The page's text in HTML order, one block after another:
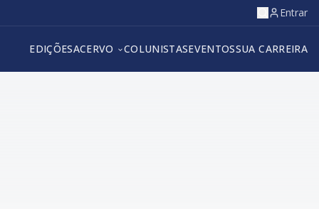
Entrar
EDIÇÕESACERVO COLUNISTASEVENTOSSUA CARREIRA